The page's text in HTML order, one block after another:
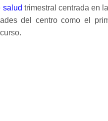
salud trimestral centrada en
del centro como el